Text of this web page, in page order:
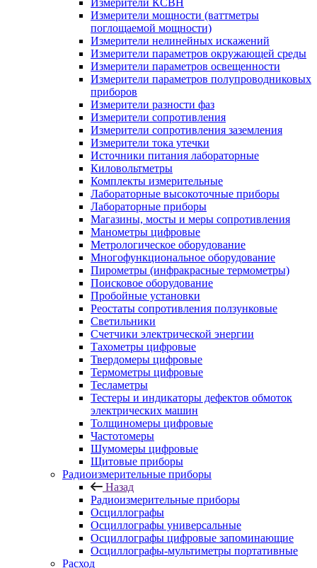
Измерители КСВН
Измерители мощности (ваттметры
поглощаемой мощности)
Измерители нелинейных искажений
Измерители параметров окружающей среды
Измерители параметров освещенности
Измерители параметров полупроводниковых
приборов
Измерители разности фаз
Измерители сопротивления
Измерители сопротивления заземления
Измерители тока утечки
Источники питания лабораторные
Киловольтметры
Комплекты измерительные
Лабораторные высокоточные приборы
Лабораторные приборы
Магазины, мосты и меры сопротивления
Манометры цифровые
Метрологическое оборудование
Многофункциональное оборудование
Пирометры (инфракрасные термометры)
Поисковое оборудование
Пробойные установки
Реостаты сопротивления ползунковые
Светильники
Счетчики электрической энергии
Тахометры цифровые
Твердомеры цифровые
Термометры цифровые
Тесламетры
Тестеры и индикаторы дефектов обмоток
электрических машин
Толщиномеры цифровые
Частотомеры
Шумомеры цифровые
Щитовые приборы
Радиоизмерительные приборы
Назад
Радиоизмерительные приборы
Осциллографы
Осциллографы универсальные
Осциллографы цифровые запоминающие
Осциллографы-мультиметры портативные
Расход